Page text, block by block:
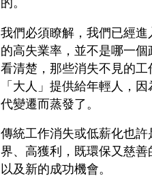
我們必須瞭解，我們已經
的高失業率，並不是哪一
看清楚，那些消失不見的
「大人」提供給年輕人，
代變遷而蒸發了。
傳統工作消失或低薪化也
界、高獲利，既環保又慈
以及新的成功機會。